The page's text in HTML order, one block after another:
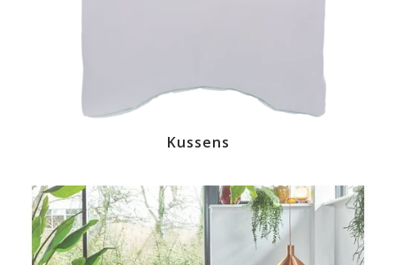
Kussens